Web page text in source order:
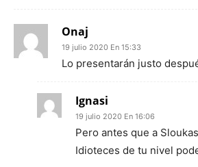
Onaj
19 julio 2020 En 15:33
Lo presentarán justo
Ignasi
19 julio 2020 En 16:06
Pero antes que a
Idioteces de tu nivel